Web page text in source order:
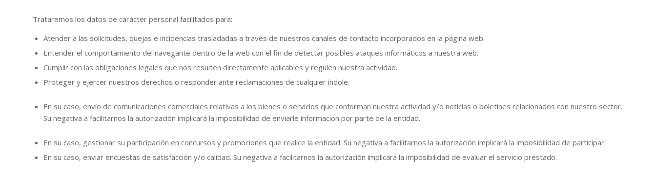
Trataremos los datos de carácter personal facilitados para:
Atender a las solicitudes, quejas e incidencias trasladadas a través de nuestros canales de contacto incorporados en la página web.
Entender el comportamiento del navegante dentro de la web con el fin de detectar posibles ataques informáticos a nuestra web.
Cumplir con las obligaciones legales que nos resulten directamente aplicables y regulen nuestra actividad.
Proteger y ejercer nuestros derechos o responder ante reclamaciones de cualquier índole.
En su caso, envío de comunicaciones comerciales relativas a los bienes o servicios que conforman nuestra actividad y/o noticias o boletines relacionados con nuestro sector.
Su negativa a facilitarnos la autorización implicará la imposibilidad de enviarle información por parte de la entidad.
En su caso, gestionar su participación en concursos y promociones que realice la entidad. Su negativa a facilitarnos la autorización implicará la imposibilidad de participar.
En su caso, enviar encuestas de satisfacción y/o calidad. Su negativa a facilitarnos la autorización implicará la imposibilidad de evaluar el servicio prestado.